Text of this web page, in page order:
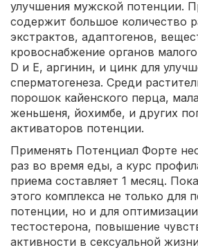
улучшения мужской потенции.
содержит большое количество
экстрактов, адаптогенов,
кровоснабжение органов
D и Е, аргинин, и цинк для
сперматогенеза. Среди
порошок кайенского перца,
женьшеня, йохимбе, и других
активаторов потенции.
Применять Потенциал Форте
раз во время еды, а курс
приема составляет 1 месяц.
этого комплекса не только для
потенции, но и для
тестостерона, повышение
активности в сексуальной